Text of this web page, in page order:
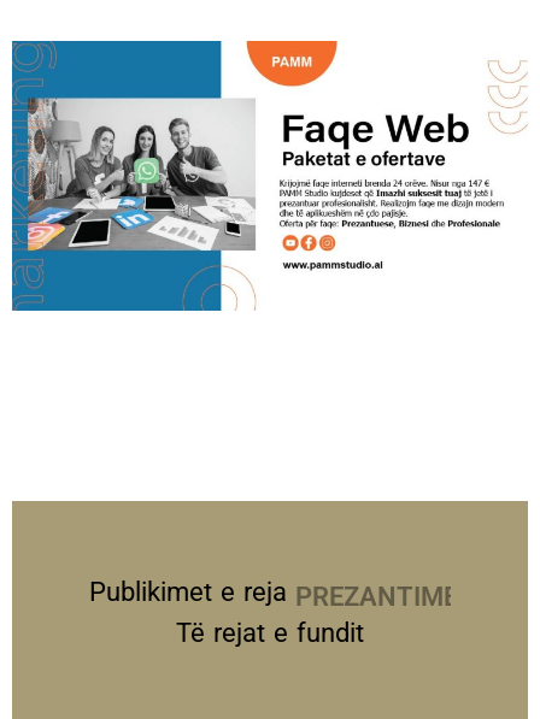
Publikimet e reja PREZANTIME
Të rejat e fundit